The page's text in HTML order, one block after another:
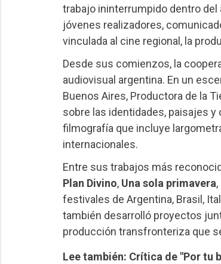
trabajo ininterrumpido dentro del
jóvenes realizadores,
vinculada al cine regional, la
Desde sus comienzos, la
audiovisual argentina. En un
Buenos Aires, Productora de la
sobre las identidades, paisajes
filmografía que incluye
internacionales.
Entre sus trabajos más
Plan Divino, Una sola primavera,
festivales de Argentina, Brasil,
también desarrolló proyectos
producción transfronteriza que
Lee también: Crítica de "Por tu